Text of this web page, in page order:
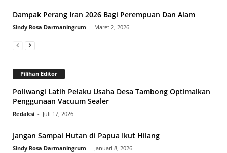
Dampak Perang Iran 2026 Bagi Perempuan Dan Alam
Sindy Rosa Darmaningrum - Maret 2, 2026
Pilihan Editor
Poliwangi Latih Pelaku Usaha Desa Tambong Optimalkan
Penggunaan Vacuum Sealer
Redaksi - Juli 17, 2026
Jangan Sampai Hutan di Papua Ikut Hilang
Sindy Rosa Darmaningrum - Januari 8, 2026